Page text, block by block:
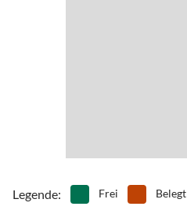
Legende: Frei Belegt